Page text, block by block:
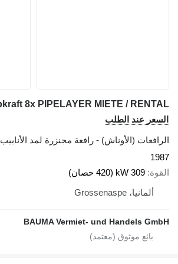
السعر عند الطلب
الرافعات (الأوناش) - رافعة مجنزرة لمد الأنابيب
1987
القوة 309 kW (420 حصان)
ألمانيا، Grossenaspe
BAUMA Vermiet- und Handels GmbH